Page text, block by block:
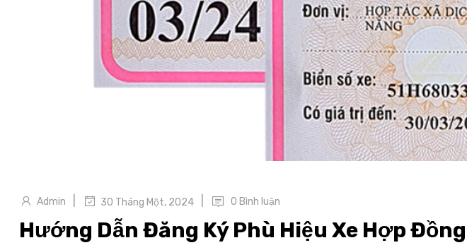
Admin 30 Tháng Một, 2024 0 Bình luận
Hướng Dẫn Đăng Ký Phù Hiệu Xe Hợp Đồng